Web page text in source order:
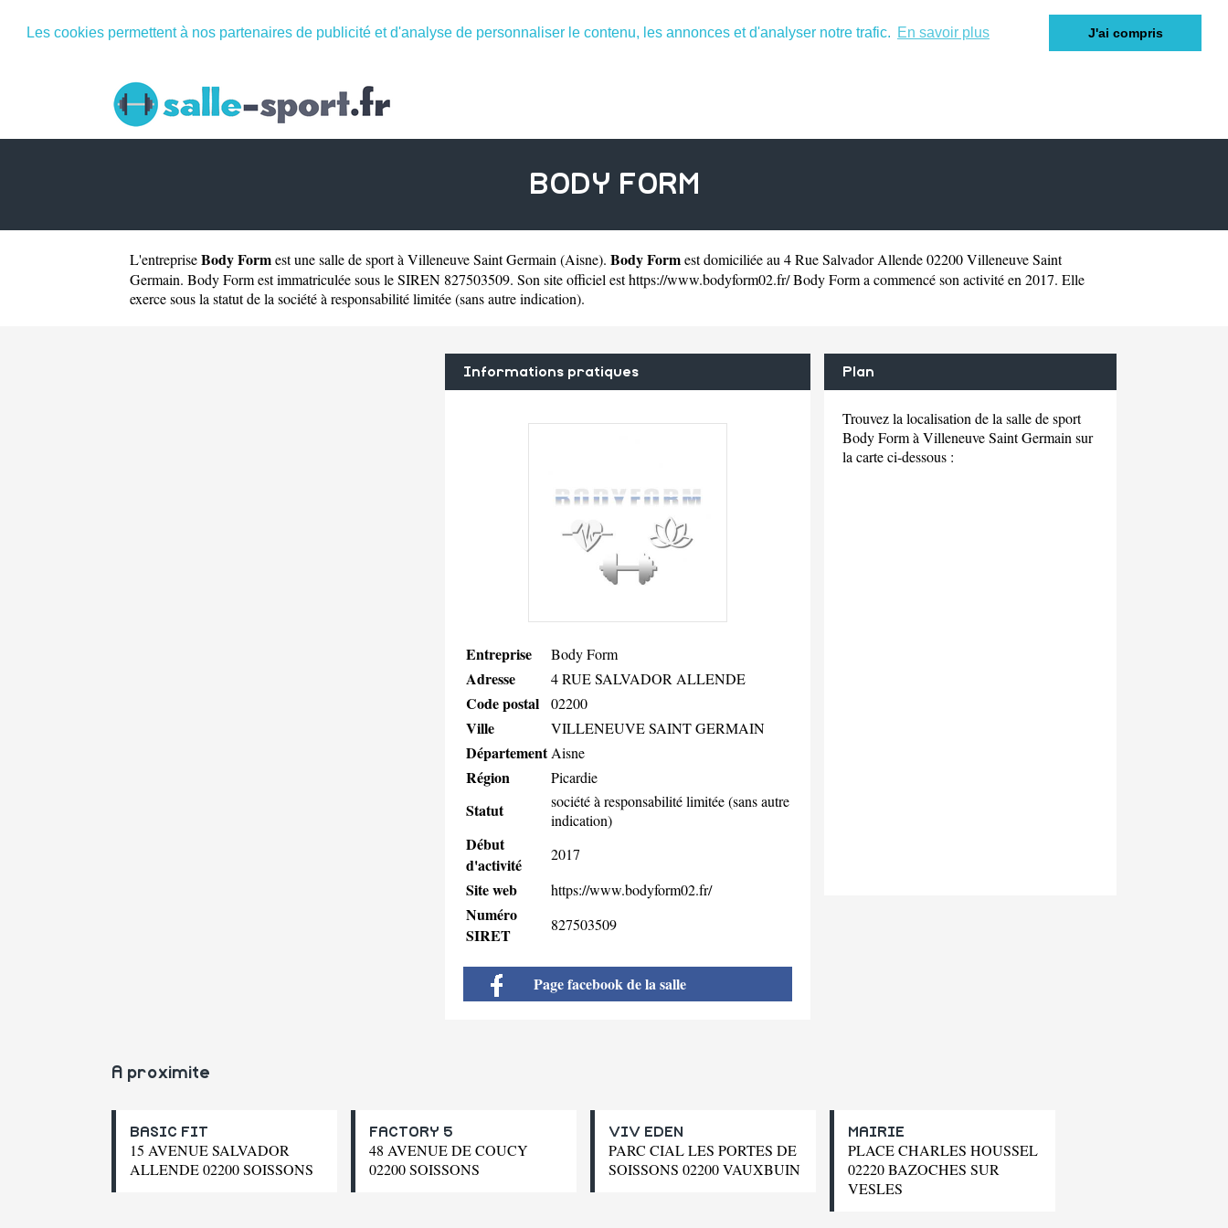
Les cookies permettent à nos partenaires de publicité et d'analyse de personnaliser le contenu, les annonces et d'analyser notre trafic. En savoir plus J'ai compris
BODY FORM
L'entrepriseBody Formest unesalle de sport à Villeneuve Saint Germain (Aisne). Body Formest domiciliée au 4 Rue Salvador Allende 02200 Villeneuve Saint
Germain. Body Form est immatriculée sous le SIREN 827503509. Son site officiel esthttps://www.bodyform02.fr/Body Form a commencé son activité en 2017. Elle
exerce sous la statut de la société à responsabilité limitée (sans autre indication).
Informations pratiques
Entreprise Body Form
Adresse 4 RUE SALVADOR ALLENDE
Code postal 02200
Ville VILLENEUVE SAINT GERMAIN
Département Aisne
Région Picardie
Statut
société à responsabilité limitée (sans autre
indication)
Début
d'activité
2017
Site web https://www.bodyform02.fr/
Numéro
SIRET
827503509
Page facebook de la salle
Plan
Trouvez la localisation de la salle de sport
Body Form à Villeneuve Saint Germain sur
la carte ci-dessous :
A proximite
BASIC FIT
15 AVENUE SALVADOR
ALLENDE 02200 SOISSONS
FACTORY 5
48 AVENUE DE COUCY
02200 SOISSONS
VIV EDEN
PARC CIAL LES PORTES DE
SOISSONS 02200 VAUXBUIN
MAIRIE
PLACE CHARLES HOUSSEL
02220 BAZOCHES SUR
VESLES